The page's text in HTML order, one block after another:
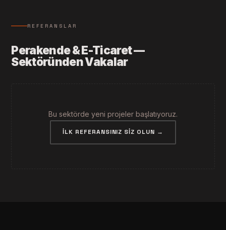
REFERANSLAR
Perakende & E-Ticaret —
Sektöründen Vakalar
Bu sektörde yeni projeler başlatıyoruz.
İLK REFERANSINIZ SIZ OLUN →